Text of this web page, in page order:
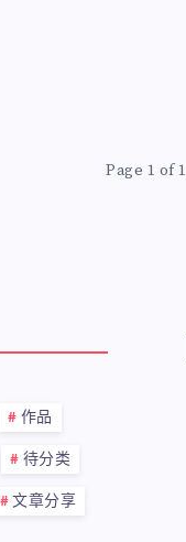
Page 1 of 1
作品
待分类
文章分享